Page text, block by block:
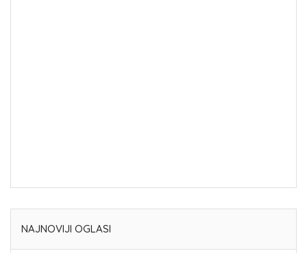
NAJNOVIJI OGLASI